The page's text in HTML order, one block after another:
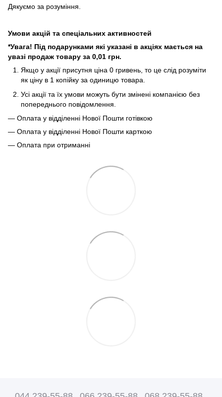
Дякуємо за розуміння.
Умови акцій та спеціальних активностей
*Увага! Під подарунками які указані в акціях мається на
увазі продаж товару за 0,01 грн.
Якщо у акції присутня ціна 0 гривень, то це слід розуміти
як ціну в 1 копійку за одиницю товара.
Усі акції та їх умови можуть бути змінені компанією без
попереднього повідомлення.
— Оплата у відділенні Нової Пошти готівкою
— Оплата у відділенні Нової Пошти карткою
— Оплата при отриманні